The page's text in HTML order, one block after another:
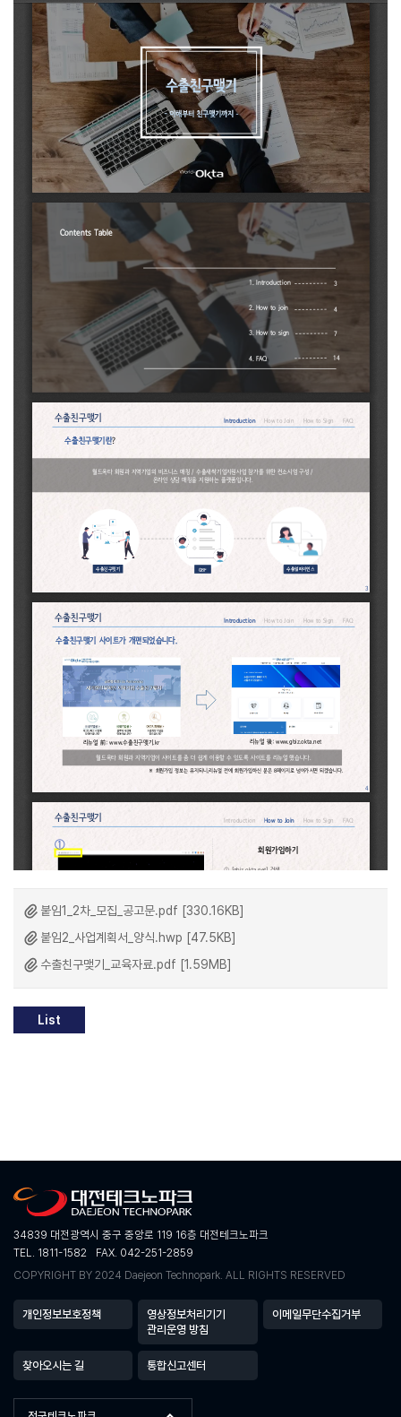
붙임1_2차_모집_공고문.pdf [330.16KB]
붙임2_사업계획서_양식.hwp [47.5KB]
수출친구맺기_교육자료.pdf [1.59MB]
List
34839 대전광역시 중구 중앙로 119 16층 대전테크노파크
TEL. 1811-1582
FAX. 042-251-2859
COPYRIGHT BY 2024 Daejeon Technopark. ALL RIGHTS RESERVED
개인정보보호정책
영상정보처리기기
관리운영 방침
이메일무단수집거부
찾아오시는 길 통합신고센터